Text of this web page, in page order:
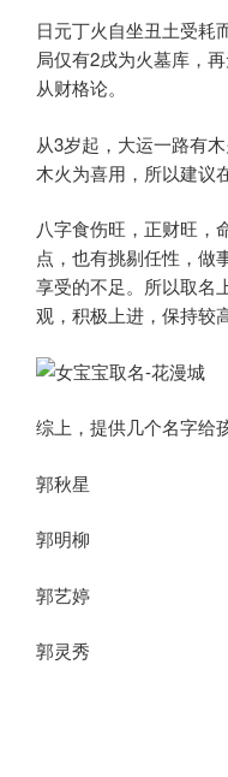
日元丁火自坐丑土受耗
局仅有2戌为火墓库，
从财格论。
从3岁起，大运一路有
木火为喜用，所以建议
八字食伤旺，正财旺，
点，也有挑剔任性，做
享受的不足。所以取名
观，积极上进，保持较
综上，提供几个名字给
郭秋星
郭明柳
郭艺婷
郭灵秀